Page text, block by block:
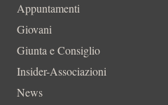
Appuntamenti
Giovani
Giunta e Consiglio
Insider-Associazioni
News